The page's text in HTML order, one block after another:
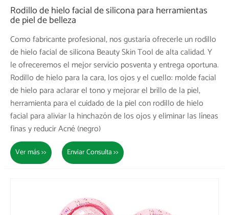
Rodillo de hielo facial de silicona para herramientas
de piel de belleza
Como fabricante profesional, nos gustaría ofrecerle un rodillo
de hielo facial de silicona Beauty Skin Tool de alta calidad. Y
le ofreceremos el mejor servicio posventa y entrega oportuna.
Rodillo de hielo para la cara, los ojos y el cuello: molde facial
de hielo para aclarar el tono y mejorar el brillo de la piel,
herramienta para el cuidado de la piel con rodillo de hielo
facial para aliviar la hinchazón de los ojos y eliminar las líneas
finas y reducir Acné (negro)
Ver más >> Enviar Consulta >>